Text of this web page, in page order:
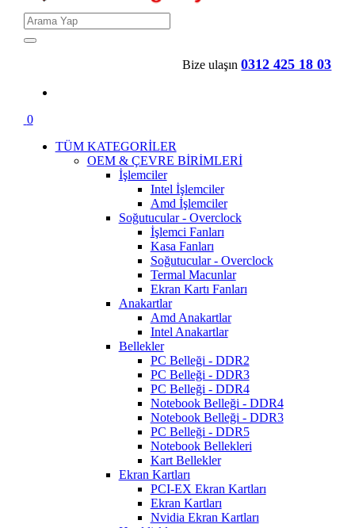
Bize ulaşın 0312 425 18 03
0
TÜM KATEGORİLER
OEM & ÇEVRE BİRİMLERİ
İşlemciler
Intel İşlemciler
Amd İşlemciler
Soğutucular - Overclock
İşlemci Fanları
Kasa Fanları
Soğutucular - Overclock
Termal Macunlar
Ekran Kartı Fanları
Anakartlar
Amd Anakartlar
Intel Anakartlar
Bellekler
PC Belleği - DDR2
PC Belleği - DDR3
PC Belleği - DDR4
Notebook Belleği - DDR4
Notebook Belleği - DDR3
PC Belleği - DDR5
Notebook Bellekleri
Kart Bellekler
Ekran Kartları
PCI-EX Ekran Kartları
Ekran Kartları
Nvidia Ekran Kartları